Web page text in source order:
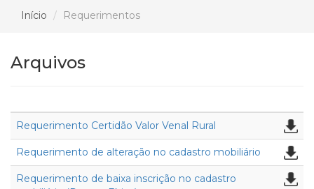
Início Requerimentos
Arquivos
Requerimento Certidão Valor Venal Rural
Requerimento de alteração no cadastro mobiliário
Requerimento de baixa inscrição no cadastro